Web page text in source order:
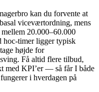
kan du forvente at
viceværtordning, mens
20.000–60.000
hoc-timer ligger typisk
højde for
Få altid flere tilbud,
med KPI’er — så får I både
i hverdagen på